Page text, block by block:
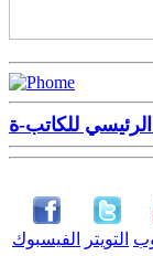
الرئيسي للكاتب-ة
الفيسبوك التويتر